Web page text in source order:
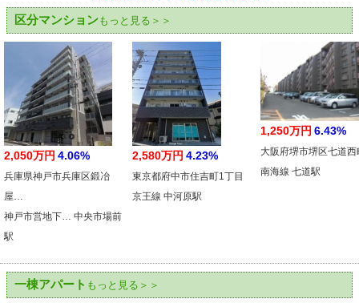
区分マンションもっと見る＞＞
2,050万円 4.06%
兵庫県神戸市兵庫区鍛冶
屋…
神戸市営地下… 中央市場前
駅
2,580万円 4.23%
東京都府中市住吉町1丁目
京王線 中河原駅
1,250万円 6.43%
大阪府堺市堺区七道西
南海線 七道駅
一棟アパート もっと見る＞＞